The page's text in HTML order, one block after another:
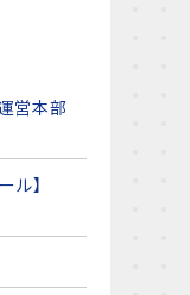
営本部
ル】